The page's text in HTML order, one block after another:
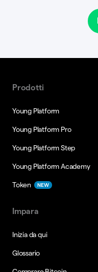
Prodotti
Young Platform
Young Platform Pro
Young Platform Step
Young Platform Academy
Token NEW
Impara
Inizia da qui
Glossario